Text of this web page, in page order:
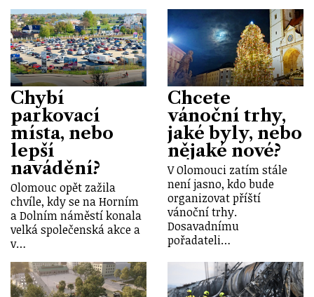
Chybí
parkovací
místa, nebo
lepší
navádění?
Olomouc opět zažila
chvíle, kdy se na Horním
a Dolním náměstí konala
velká společenská akce a
v…
Chcete
vánoční trhy,
jaké byly, nebo
nějaké nové?
V Olomouci zatím stále
není jasno, kdo bude
organizovat příští
vánoční trhy.
Dosavadnímu
pořadateli…